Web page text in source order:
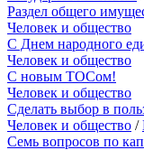
Раздел общего
Человек и общество
С Днем народного
Человек и общество
С новым ТОСом!
Человек и общество
Сделать выбор в
Человек и общество /
Семь вопросов по